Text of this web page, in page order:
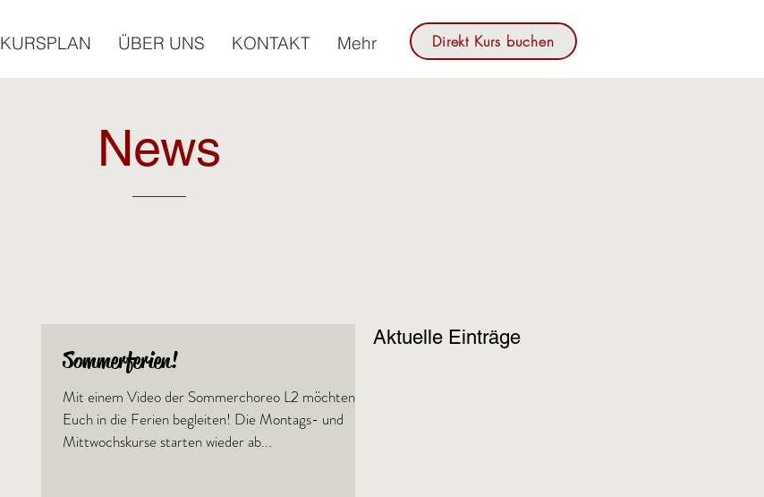
KURSPLAN ÜBER UNS KONTAKT Mehr Direkt Kurs buchen
News
Sommerferien!
Mit einem Video der Sommerchoreo L2 möchten wir
Euch in die Ferien begleiten! Die Montags- und
Mittwochskurse starten wieder ab...
Aktuelle Einträge